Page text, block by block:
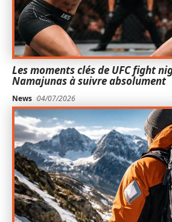
Les moments clés de UFC fight
Namajunas à suivre absolument
News 04/07/2026